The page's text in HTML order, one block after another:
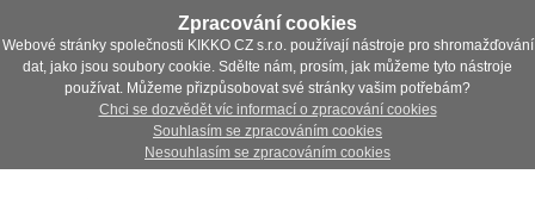
Zpracování cookies
Webové stránky společnosti KIKKO CZ s.r.o. používají nástroje pro shromažďování
dat, jako jsou soubory cookie. Sdělte nám, prosím, jak můžeme tyto nástroje
používat. Můžeme přizpůsobovat své stránky vašim potřebám?
Chci se dozvědět víc informací o zpracování cookies
Souhlasím se zpracováním cookies
Nesouhlasím se zpracováním cookies